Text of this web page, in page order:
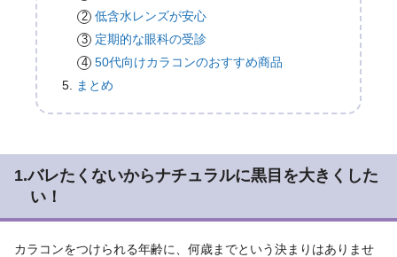
低含水レンズが安心
定期的な眼科の受診
50代向けカラコンのおすすめ商品
まとめ
1.バレたくないからナチュラルに黒目を大きくした
い！
カラコンをつけられる年齢に、何歳までという決まりはありませ